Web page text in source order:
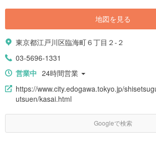
地図を見る
東京都江戸川区臨海町６丁目２-２
03-5696-1331
営業中 24時間営業
https://www.city.edogawa.tokyo.jp/
utsuen/kasai.html
Googleで検索